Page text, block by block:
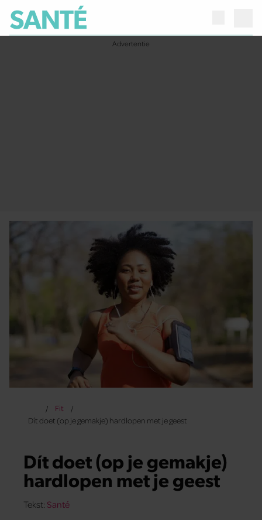
Fit
Dít doet (op je gemakje) hardlopen met je geest
Dít doet (op je gemakje)
hardlopen met je geest
Tekst: Santé